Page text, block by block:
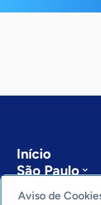
Início
São Paulo
Sobre a ASN
Aviso de